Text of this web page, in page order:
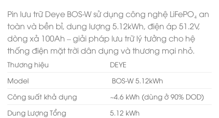
Pin lưu trữ Deye BOS-W sử dụng công nghệ LiFePO₄ an
toàn và bền bỉ, dung lượng 5.12kWh, điện áp 51.2V,
dòng xả 100Ah – giải pháp lưu trữ lý tưởng cho hệ
thống điện mặt trời dân dụng và thương mại nhỏ.
Thương hiệu
DEYE
Model
BOS-W 5.12kWh
Công suất khả dụng
~4.6 kWh (dùng ở 90% DOD)
Dung Lượng Tổng
5.12 kWh